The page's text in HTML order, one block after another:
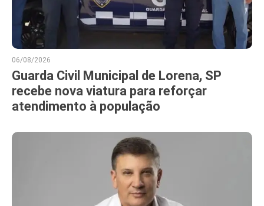
06/08/2026
Guarda Civil Municipal de Lorena, SP
recebe nova viatura para reforçar
atendimento à população